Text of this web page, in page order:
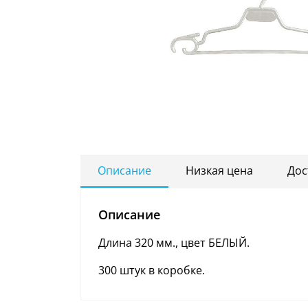
Описание Низкая цена
Описание
Длина 320 мм., цвет БЕЛЫЙ.
300 штук в коробке.